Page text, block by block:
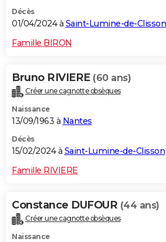
Décès
01/04/2024 à Saint-Lumine-de-Clisson
Famille BIRON
Bruno RIVIERE (60 ans)
Créer une cagnotte obsèques
Naissance
13/09/1963 à Nantes
Décès
15/02/2024 à Saint-Lumine-de-Clisson
Famille RIVIERE
Constance DUFOUR (44 ans)
Créer une cagnotte obsèques
Naissance